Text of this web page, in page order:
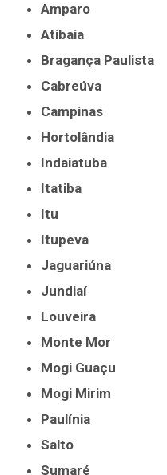
Amparo
Atibaia
Bragança Paulista
Cabreúva
Campinas
Hortolândia
Indaiatuba
Itatiba
Itu
Itupeva
Jaguariúna
Jundiaí
Louveira
Monte Mor
Mogi Guaçu
Mogi Mirim
Paulínia
Salto
Sumaré